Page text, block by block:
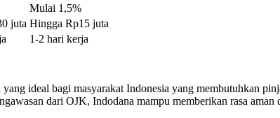
Mulai 1,5%
juta Hingga Rp15 juta
1-2 hari kerja
ideal bagi masyarakat Indonesia yang membutuhkan
dari OJK, Indodana mampu memberikan rasa aman